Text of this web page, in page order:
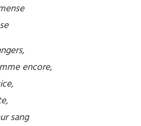
encore,
sang